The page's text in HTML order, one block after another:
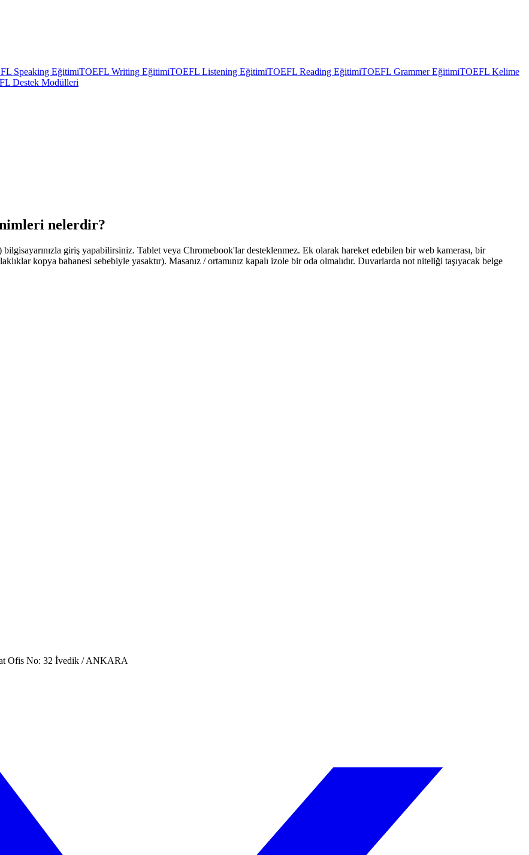
Speaking EğitimiTOEFL Writing EğitimiTOEFL Listening EğitimiTOEFL Reading EğitimiTOEFL Grammer EğitimiTOEFL Kelime
Destek Modülleri
nelerdir?
giriş yapabilirsiniz. Tablet veya Chromebook'lar desteklenmez. Ek olarak hareket edebilen bir web kamerası, bir
kopya bahanesi sebebiyle yasaktır). Masanız / ortamınız kapalı izole bir oda olmalıdır. Duvarlarda not niteliği taşıyacak belge
Ofis No: 32 İvedik / ANKARA